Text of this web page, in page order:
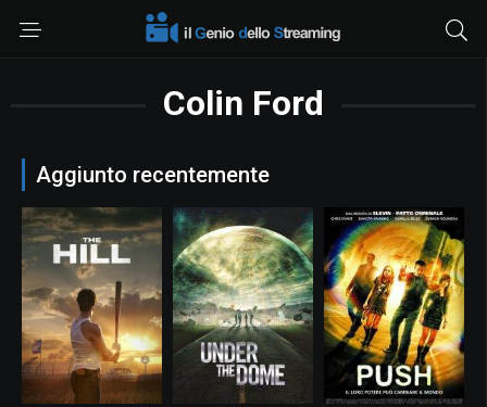
Colin Ford
Aggiunto recentemente